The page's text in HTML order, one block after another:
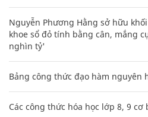
Nguyễn Phương Hằng sở hữu
khoe sổ đỏ tính bằng cân, mắng
nghìn tỷ'
Bảng công thức đạo hàm nguyên
Các công thức hóa học lớp 8, 9 cơ